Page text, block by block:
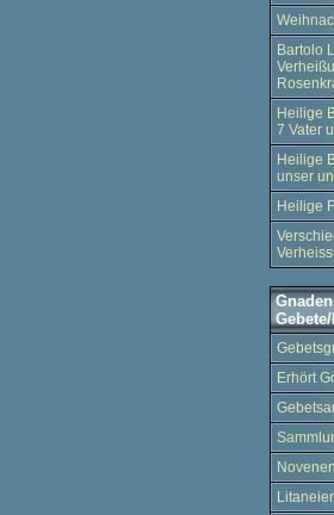
Bartolo
Heilige
7 Vater
Heilige
unser
Heilige
Erhört
Novenen